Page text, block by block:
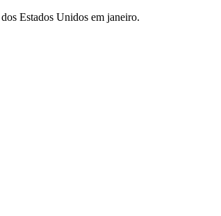
Estados Unidos em janeiro.